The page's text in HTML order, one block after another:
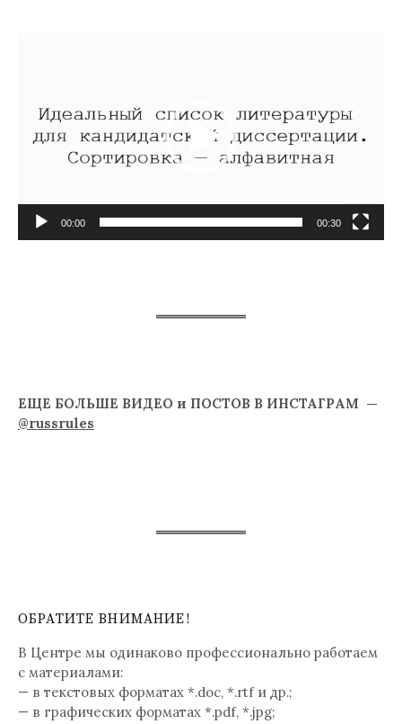
00:00 00:30
ЕЩЕ БОЛЬШЕ ВИДЕО и ПОСТОВ В ИНСТАГРАМ —
@russrules
ОБРАТИТЕ ВНИМАНИЕ!
В Центре мы одинаково профессионально работаем
с материалами:
— в текстовых форматах *.doc, *.rtf и др.;
— в графических форматах *.pdf, *.jpg;